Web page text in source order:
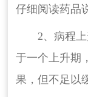
仔细阅读药品
2、病程
于一个上升期
果，但不足以